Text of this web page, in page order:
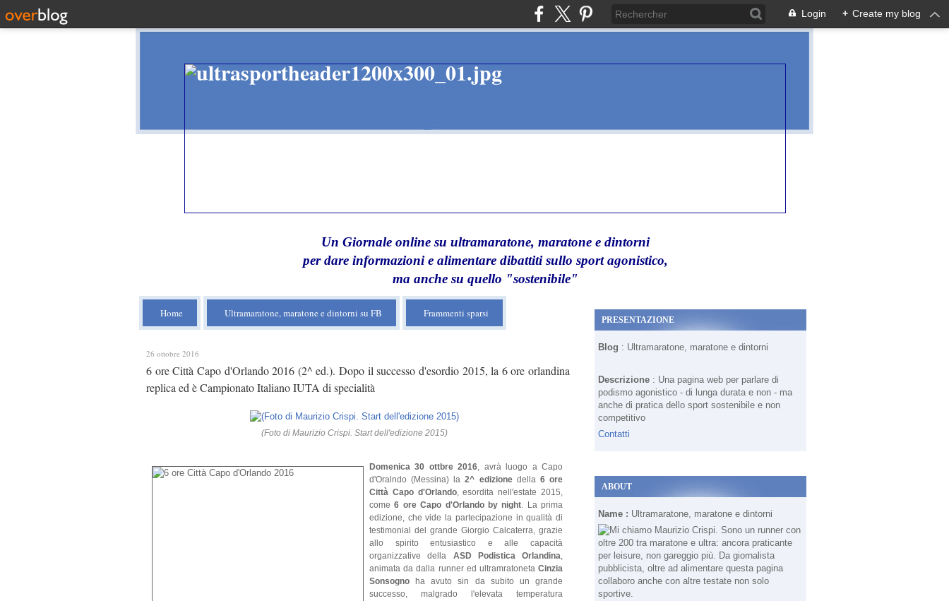
Login + Create my blog
Un Giornale online su ultramaratone, maratone e dintorni
per dare informazioni e alimentare dibattiti sullo sport agonistico,
ma anche su quello "sostenibile"
Home Ultramaratone, maratone e dintorni su FB Frammenti sparsi
26 ottobre 2016
6 ore Città Capo d'Orlando 2016 (2^ ed.). Dopo il successo d'esordio 2015, la 6 ore orlandina
replica ed è Campionato Italiano IUTA di specialità
(Foto di Maurizio Crispi. Start dell'edizione 2015)
Domenica 30 ottbre 2016, avrà luogo a Capo
d'Oralndo (Messina) la2^ edizionedella 6 ore
Città Capo d'Orlando, esordita nell'estate 2015,
come6 ore Capo d'Orlando by night. La prima
edizione, che vide la partecipazione in qualità di
testimonial del grande Giorgio Calcaterra, grazie
allo spirito entusiastico e alle capacità
organizzative della ASD Podistica Orlandina,
animata da dalla runner ed ultramratoneta Cinzia
Sonsogno ha avuto sin da subito un grande
successo, malgrado l'elevata temperatura
PRESENTAZIONE
Blog : Ultramaratone, maratone e dintorni
Descrizione : Una pagina web per parlare di
podismo agonistico - di lunga durata e non - ma
anche di pratica dello sport sostenibile e non
competitivo
Contatti
ABOUT
Name : Ultramaratone, maratone e dintorni